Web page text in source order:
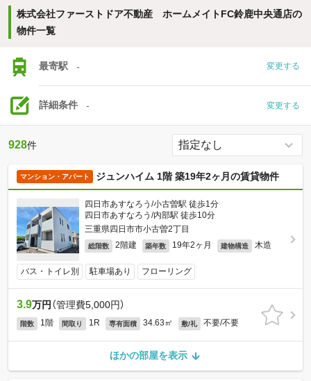
株式会社ファーストドア不動産 ホームメイトFC鈴鹿中央通店の
物件一覧
最寄駅 - 変更する
詳細条件 - 変更する
928件
マンション・アパート ジュンハイム 1階 築19年2ヶ月の賃貸物件
四日市あすなろう/小古曽駅 徒歩1分
四日市あすなろう/内部駅 徒歩10分
三重県四日市市小古曽2丁目
総階数 2階建 築年数 19年2ヶ月 建物構造 木造
バス・トイレ別 駐車場あり フローリング
3.9万円 （管理費5,000円）
階数 1階 間取り 1R 専有面積 34.63㎡ 敷/礼 不要/不要
ほかの部屋を表示